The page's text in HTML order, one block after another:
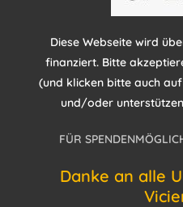
Diese Webseite wird
finanziert. Bitte
(und klicken bitte auch
und/oder
FÜR
Danke an alle